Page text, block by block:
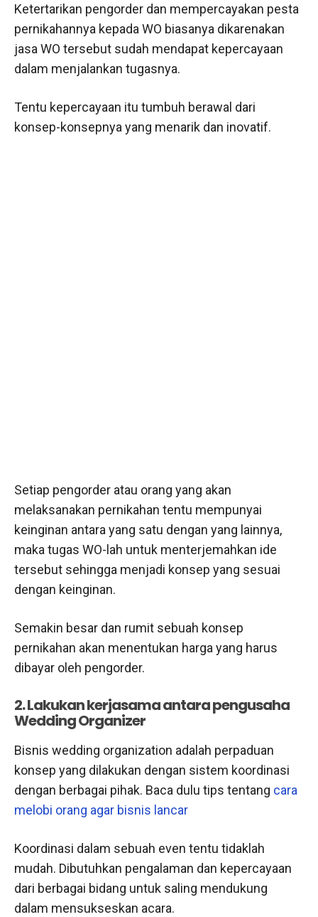
Ketertarikan pengorder dan mempercayakan pesta
pernikahannya kepada WO biasanya dikarenakan
jasa WO tersebut sudah mendapat kepercayaan
dalam menjalankan tugasnya.
Tentu kepercayaan itu tumbuh berawal dari
konsep-konsepnya yang menarik dan inovatif.
Setiap pengorder atau orang yang akan
melaksanakan pernikahan tentu mempunyai
keinginan antara yang satu dengan yang lainnya,
maka tugas WO-lah untuk menterjemahkan ide
tersebut sehingga menjadi konsep yang sesuai
dengan keinginan.
Semakin besar dan rumit sebuah konsep
pernikahan akan menentukan harga yang harus
dibayar oleh pengorder.
2. Lakukan kerjasama antara pengusaha
Wedding Organizer
Bisnis wedding organization adalah perpaduan
konsep yang dilakukan dengan sistem koordinasi
dengan berbagai pihak. Baca dulu tips tentang cara
melobi orang agar bisnis lancar
Koordinasi dalam sebuah even tentu tidaklah
mudah. Dibutuhkan pengalaman dan kepercayaan
dari berbagai bidang untuk saling mendukung
dalam mensukseskan acara.